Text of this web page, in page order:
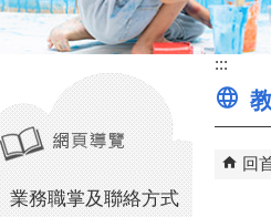
業務職掌及聯絡方式
:::
回